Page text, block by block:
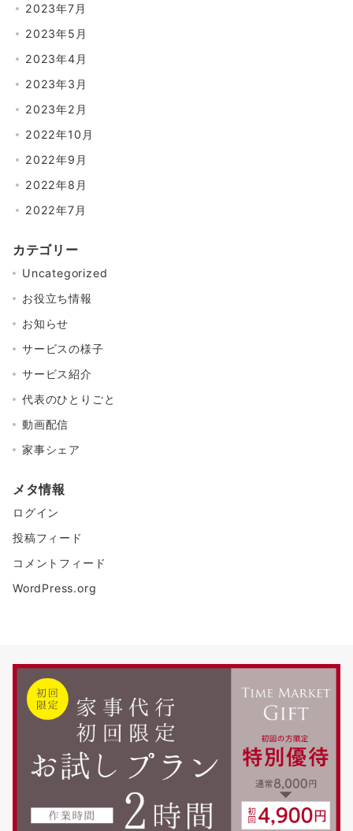
2023年7月
2023年5月
2023年4月
2023年3月
2023年2月
2022年10月
2022年9月
2022年8月
2022年7月
カテゴリー
Uncategorized
お役立ち情報
お知らせ
サービスの様子
サービス紹介
代表のひとりごと
動画配信
家事シェア
メタ情報
ログイン
投稿フィード
コメントフィード
WordPress.org